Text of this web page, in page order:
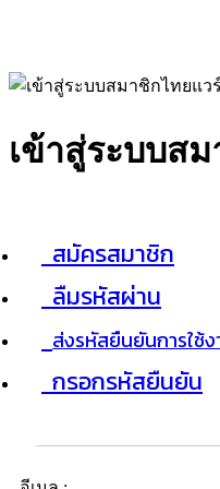
เข้าสู่ระบบส
สมัครสมาชิก
ลืมรหัสผ่าน
ส่งรหัสยืนยันการใช้ง
กรอกรหัสยืนยัน